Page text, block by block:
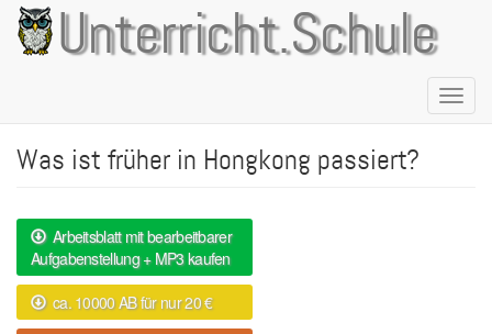
Direkt
zum
Inhalt
Unterricht.Schule
Was ist früher in Hongkong passiert?
Arbeitsblatt mit bearbeitbarer
Aufgabenstellung + MP3 kaufen
ca. 10000 AB für nur 20 €